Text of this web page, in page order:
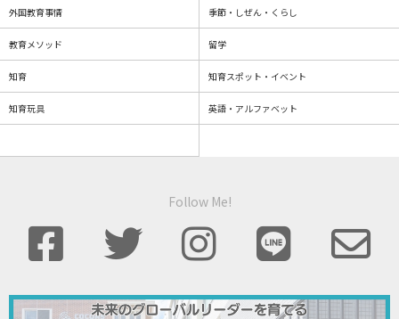
外国教育事情 季節・しぜん・くらし
教育メソッド 留学
知育 知育スポット・イベント
知育玩具 英語・アルファベット
Follow Me!